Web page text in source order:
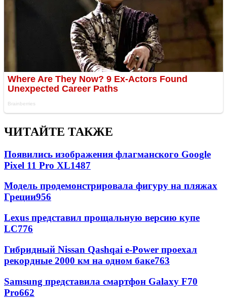
ЧИТАЙТЕ ТАКЖЕ
Появились изображения флагманского Google
Pixel 11 Pro XL1487
Модель продемонстрировала фигуру на пляжах
Греции956
Lexus представил прощальную версию купе
LC776
Гибридный Nissan Qashqai e-Power проехал
рекордные 2000 км на одном баке763
Samsung представила смартфон Galaxy F70
Pro662